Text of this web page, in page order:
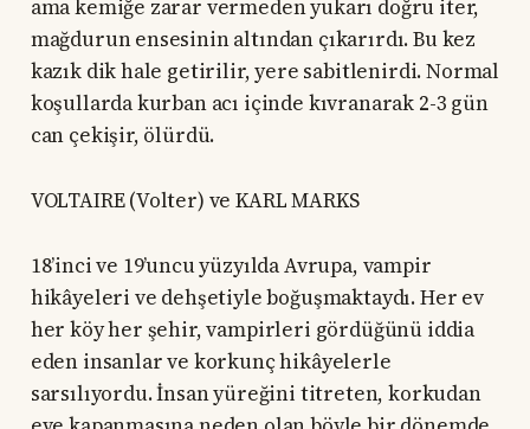
ama kemiğe zarar vermeden yukarı doğru iter,
mağdurun ensesinin altından çıkarırdı. Bu kez
kazık dik hale getirilir, yere sabitlenirdi. Normal
koşullarda kurban acı içinde kıvranarak 2-3 gün
can çekişir, ölürdü.
VOLTAIRE (Volter) ve KARL MARKS
18’inci ve 19’uncu yüzyılda Avrupa, vampir
hikâyeleri ve dehşetiyle boğuşmaktaydı. Her ev
her köy her şehir, vampirleri gördüğünü iddia
eden insanlar ve korkunç hikâyelerle
sarsılıyordu. İnsan yüreğini titreten, korkudan